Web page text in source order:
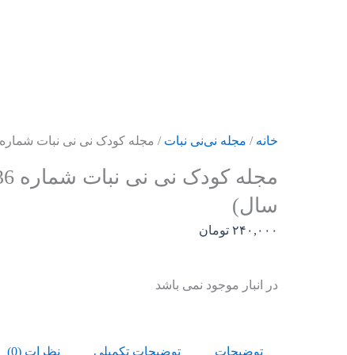
خانه / مجله نی‌نی نبات / مجله کودک نی نی نبات شماره 36 (مناسب زیر 3 سال)
سال)
۲۴۰,۰۰۰ تومان
در انبار موجود نمی باشد
توضیحات توضیحات تکمیلی نظرات (0)